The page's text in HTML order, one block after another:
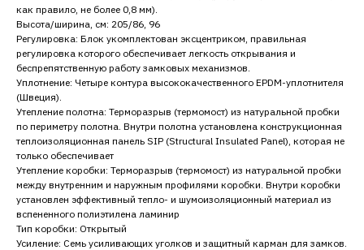
как правило, не более 0,8 мм).
Высота/ширина, см: 205/86, 96
Регулировка: Блок укомплектован эксцентриком, правильная
регулировка которого обеспечивает легкость открывания и
беспрепятственную работу замковых механизмов.
Уплотнение: Четыре контура высококачественного EPDM-уплотнителя
(Швеция).
Утепление полотна: Терморазрыв (термомост) из натуральной пробки
по периметру полотна. Внутри полотна установлена конструкционная
теплоизоляционная панель SIP (Structural Insulated Panel), которая не
только обеспечивает
Утепление коробки: Терморазрыв (термомост) из натуральной пробки
между внутренним и наружным профилями коробки. Внутри коробки
установлен эффективный тепло- и шумоизоляционный материал из
вспененного полиэтилена ламинир
Тип коробки: Открытый
Усиление: Семь усиливающих уголков и защитный карман для замков.